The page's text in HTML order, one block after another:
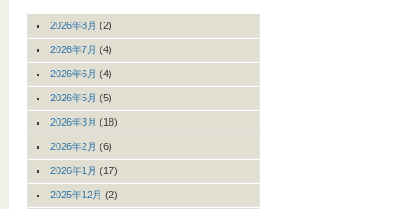
2026年8月 (2)
2026年7月 (4)
2026年6月 (4)
2026年5月 (5)
2026年3月 (18)
2026年2月 (6)
2026年1月 (17)
2025年12月 (2)